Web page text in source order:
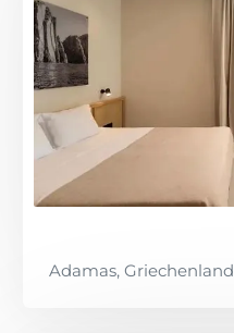
Adamas, Griechenland